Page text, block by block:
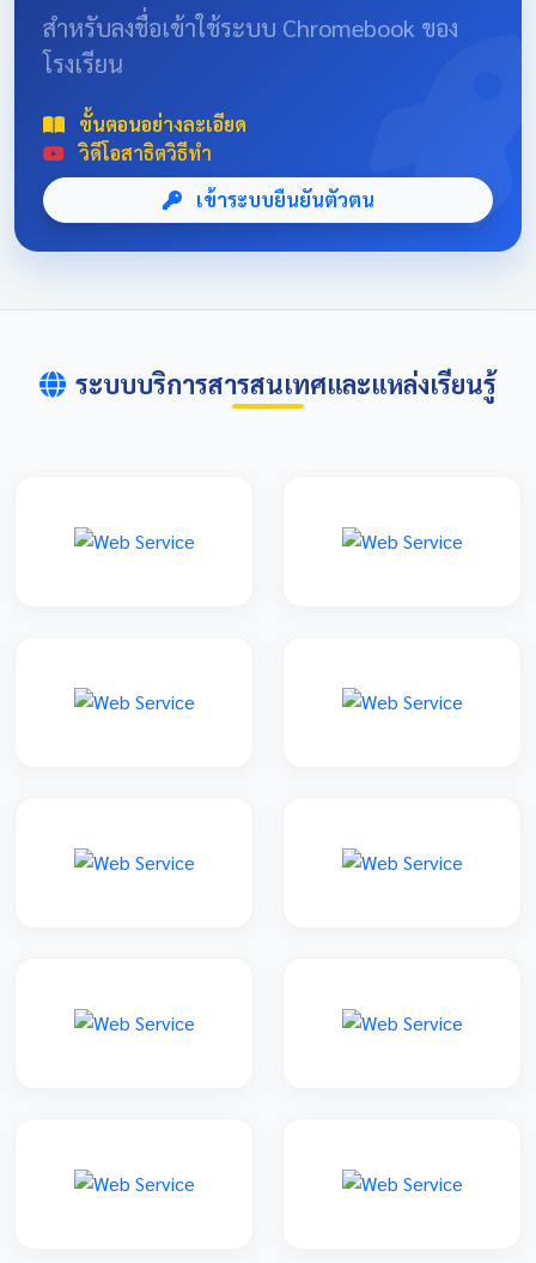
center; font-family: 'Sarabun', sans-serif; padding: 20px;
max-width: 800px; margin: 0 auto; } 📌 ข่าวประชาสัมพันธ์
แข่งขันและดูรายละเอียดเพิ่มเติม การแข่งขันศิลปหัตถกรรม
นักเรียนครั้งที่ 73 โซนอุบลเหนือ จังหวัดอุบลราชธานี
สำหรับลงชื่อเข้าใช้ระบบ Chromebook ของ
โรงเรียน
ขั้นตอนอย่างละเอียด
วิดีโอสาธิตวิธีทำ
เข้าระบบยืนยันตัวตน
ระบบบริการสารสนเทศและแหล่งเรียนรู้